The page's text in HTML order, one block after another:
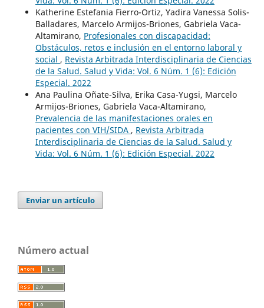
Katherine Estefania Fierro-Ortiz, Yadira Vanessa Solis-
Balladares, Marcelo Armijos-Briones, Gabriela Vaca-
Altamirano, Profesionales con discapacidad:
Obstáculos, retos e inclusión en el entorno laboral y
social , Revista Arbitrada Interdisciplinaria de Ciencias
de la Salud. Salud y Vida: Vol. 6 Núm. 1 (6): Edición
Especial. 2022
Ana Paulina Oñate-Silva, Erika Casa-Yugsi, Marcelo
Armijos-Briones, Gabriela Vaca-Altamirano,
Prevalencia de las manifestaciones orales en
pacientes con VIH/SIDA , Revista Arbitrada
Interdisciplinaria de Ciencias de la Salud. Salud y
Vida: Vol. 6 Núm. 1 (6): Edición Especial. 2022
Enviar un artículo
Número actual